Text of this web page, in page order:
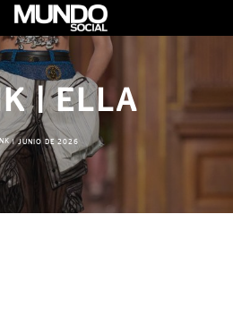
| ELLA
|JUNIO DE 2026